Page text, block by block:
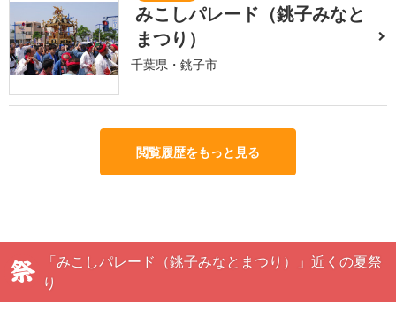
みこしパレード（銚子みなと
まつり）
千葉県・銚子市
閲覧履歴をもっと見る
「みこしパレード（銚子みなとまつり）」近くの夏祭
り